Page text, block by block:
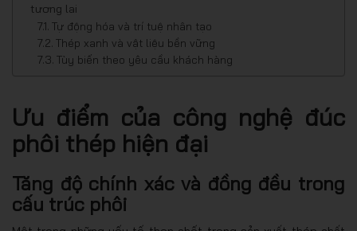
tương lai
Tự động hóa và trí tuệ nhân tạo
Thép xanh và vật liệu bền vững
Tùy biến theo yêu cầu khách hàng
Ưu điểm của công nghệ đúc
phôi thép hiện đại
Tăng độ chính xác và đồng đều trong
cấu trúc phôi